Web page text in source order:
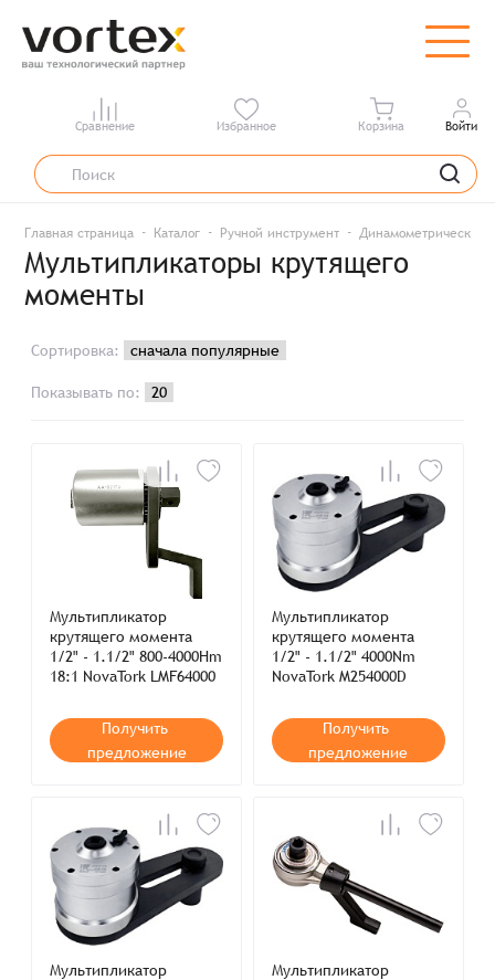
Сравнение Избранное Корзина Войти
Главная страница Каталог Ручной инструмент Динамометрический
Мультипликаторы крутящего
моменты
Сортировка:
Показывать по:
Мультипликатор
крутящего момента
1/2" - 1.1/2" 800-4000Hm
18:1 NovaTork LMF64000
Получить
предложение
Мультипликатор
крутящего момента
1/2" - 1.1/2" 4000Nm
NovaTork M254000D
Получить
предложение
Мультипликатор
Мультипликатор